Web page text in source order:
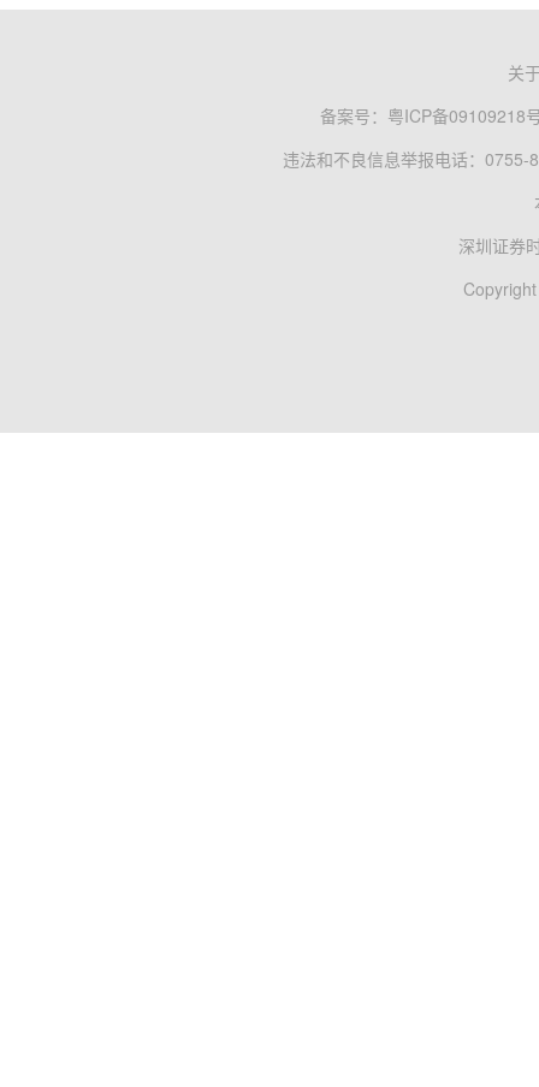
关
备案号： 粤ICP备09109218
违法和不良信息举报电话：0755-
深圳证券